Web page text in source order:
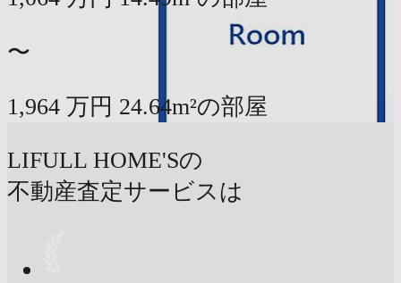
〜
1,964 万円 24.64m²の部屋
LIFULL HOME'Sの
不動産査定サービスは